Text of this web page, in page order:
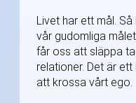
Livet har ett mål.
vår gudomliga
får oss att släppa
relationer. Det är
att krossa vårt ego.